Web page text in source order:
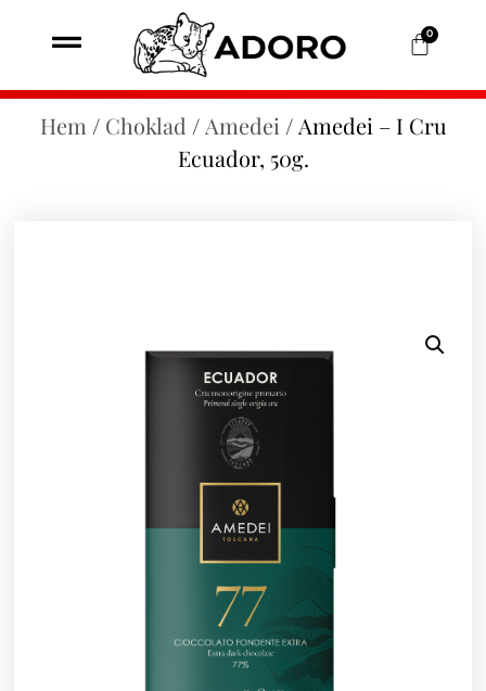
0
Hem / Choklad / Amedei / Amedei – I Cru
Ecuador, 50g.